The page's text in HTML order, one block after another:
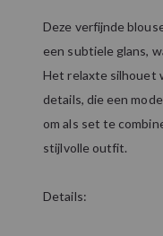
Deze verfijnde
een subtiele glans,
Het relaxte silhouet
details, die een
om als set te
stijlvolle outfit.
Details: